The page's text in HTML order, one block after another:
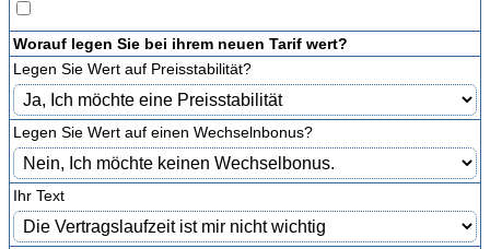
Worauf legen Sie bei ihrem neuen Tarif wert?
Legen Sie Wert auf Preisstabilität?
Legen Sie Wert auf einen Wechselnbonus?
Ihr Text